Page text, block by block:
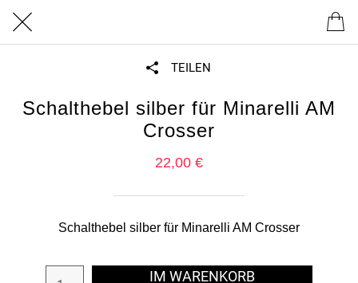
TEILEN
Schalthebel silber für Minarelli AM
Crosser
22,00 €
Schalthebel silber für Minarelli AM Crosser
IM WARENKORB